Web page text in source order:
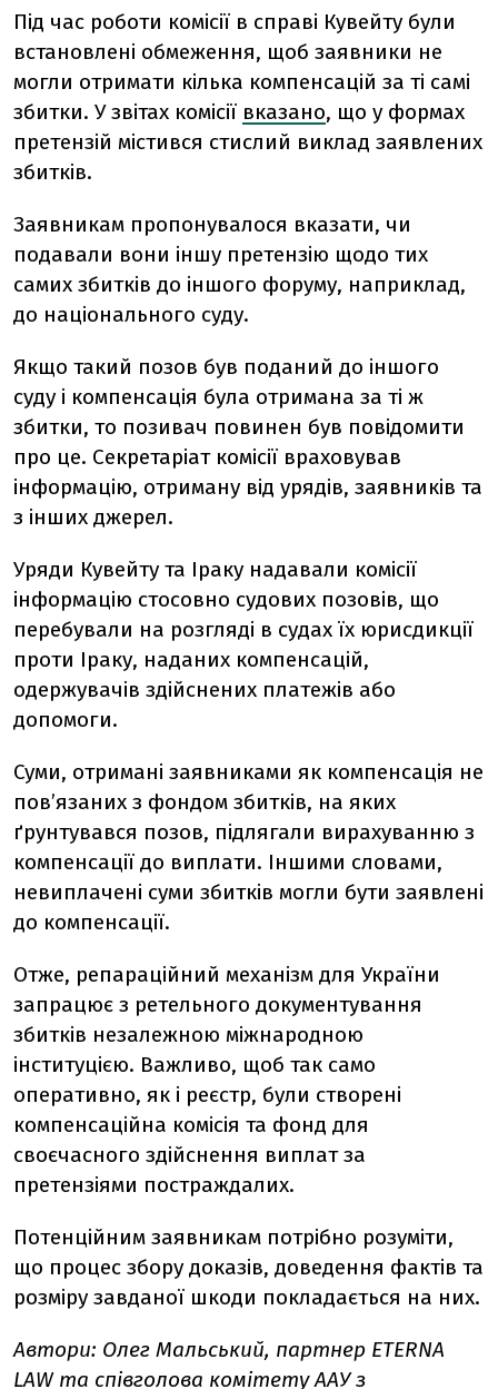
Під час роботи комісії в справі Кувейту були
встановлені обмеження, щоб заявники не
могли отримати кілька компенсацій за ті самі
збитки. У звітах комісії вказано, що у формах
претензій містився стислий виклад заявлених
збитків.
Заявникам пропонувалося вказати, чи
подавали вони іншу претензію щодо тих
самих збитків до іншого форуму, наприклад,
до національного суду.
Якщо такий позов був поданий до іншого
суду і компенсація була отримана за ті ж
збитки, то позивач повинен був повідомити
про це. Секретаріат комісії враховував
інформацію, отриману від урядів, заявників та
з інших джерел.
Уряди Кувейту та Іраку надавали комісії
інформацію стосовно судових позовів, що
перебували на розгляді в судах їх юрисдикції
проти Іраку, наданих компенсацій,
одержувачів здійснених платежів або
допомоги.
Суми, отримані заявниками як компенсація не
пов’язаних з фондом збитків, на яких
ґрунтувався позов, підлягали вирахуванню з
компенсації до виплати. Іншими словами,
невиплачені суми збитків могли бути заявлені
до компенсації.
Отже, репараційний механізм для України
запрацює з ретельного документування
збитків незалежною міжнародною
інституцією. Важливо, щоб так само
оперативно, як і реєстр, були створені
компенсаційна комісія та фонд для
своєчасного здійснення виплат за
претензіями постраждалих.
Потенційним заявникам потрібно розуміти,
що процес збору доказів, доведення фактів та
розміру завданої шкоди покладається на них.
Автори: Олег Мальський, партнер ETERNA
LAW та співголова комітету ААУ з